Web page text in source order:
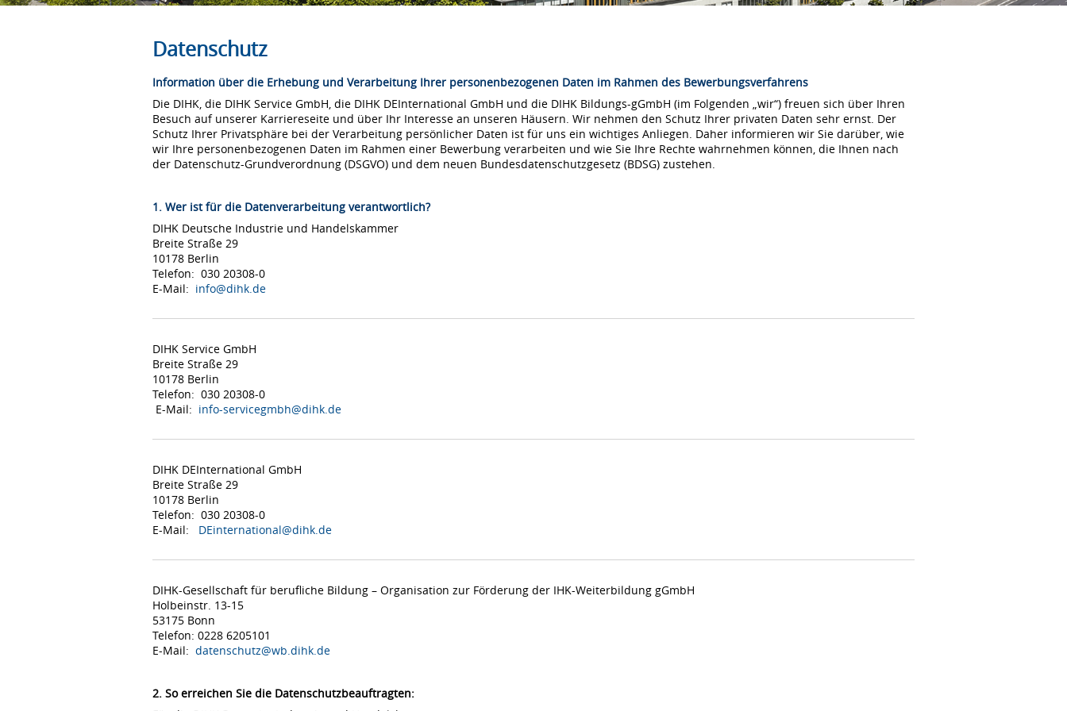
Datenschutz
Information über die Erhebung und Verarbeitung Ihrer personenbezogenen Daten im Rahmen des Bewerbungsverfahrens
Die DIHK, die DIHK Service GmbH, die DIHK DEInternational GmbH und die DIHK Bildungs-gGmbH (im Folgenden „wir“) freuen sich über Ihren
Besuch auf unserer Karriereseite und über Ihr Interesse an unseren Häusern. Wir nehmen den Schutz Ihrer privaten Daten sehr ernst. Der
Schutz Ihrer Privatsphäre bei der Verarbeitung persönlicher Daten ist für uns ein wichtiges Anliegen. Daher informieren wir Sie darüber, wie
wir Ihre personenbezogenen Daten im Rahmen einer Bewerbung verarbeiten und wie Sie Ihre Rechte wahrnehmen können, die Ihnen nach
der Datenschutz-Grundverordnung (DSGVO) und dem neuen Bundesdatenschutzgesetz (BDSG) zustehen.
1. Wer ist für die Datenverarbeitung verantwortlich?
DIHK Deutsche Industrie und Handelskammer
Breite Straße 29
10178 Berlin
Telefon: 030 20308-0
E-Mail: info@dihk.de
DIHK Service GmbH
Breite Straße 29
10178 Berlin
Telefon: 030 20308-0
E-Mail: info-servicegmbh@dihk.de
DIHK DEInternational GmbH
Breite Straße 29
10178 Berlin
Telefon: 030 20308-0
E-Mail: DEinternational@dihk.de
DIHK-Gesellschaft für berufliche Bildung – Organisation zur Förderung der IHK-Weiterbildung gGmbH
Holbeinstr. 13-15
53175 Bonn
Telefon: 0228 6205101
E-Mail: datenschutz@wb.dihk.de
2. So erreichen Sie die Datenschutzbeauftragten: